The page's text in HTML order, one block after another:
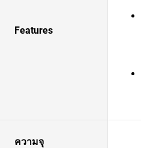
Features
ความจุ